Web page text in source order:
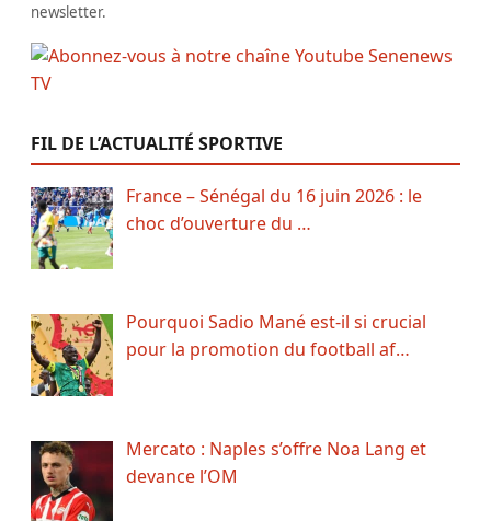
newsletter.
FIL DE L’ACTUALITÉ SPORTIVE
France – Sénégal du 16 juin 2026 : le
choc d’ouverture du …
Pourquoi Sadio Mané est-il si crucial
pour la promotion du football af…
Mercato : Naples s’offre Noa Lang et
devance l’OM